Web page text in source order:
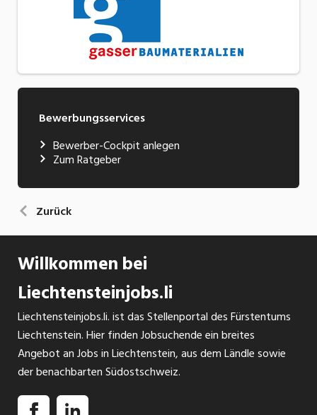
Bewerbungsservices
Bewerber-Cockpit anlegen
Zum Ratgeber
Zurück
Willkommen bei
Liechtensteinjobs.li
Liechtensteinjobs.li. ist das Stellenportal des Fürstentums
Liechtenstein. Hier finden Jobsuchende ein breites
Angebot an Jobs in Liechtenstein, aus dem Ländle sowie
der benachbarten Südostschweiz.